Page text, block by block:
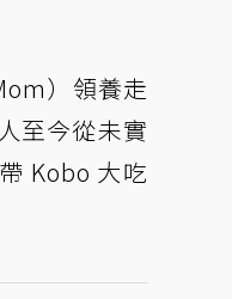
）領養走
至今從未實
Kobo 大吃